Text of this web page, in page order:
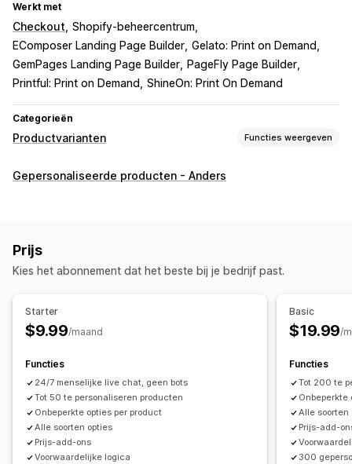
Werkt met
Checkout Shopify-beheercentrum
EComposer Landing Page Builder Gelato: Print on Demand
GemPages Landing Page Builder
PageFly Page Builder
Printful: Print on Demand
ShineOn: Print On Demand
Categorieën
Productvarianten Functies weergeven
Aanpassing
Aangepaste tekst
Aangepaste HTML Voorbeeld Variantweergave
Prijs
Voorwaardelijke prijzen
Prijsstijging voor varianten
Voorraad
Niet op voorraad verbergen
Automatische updates
Gepersonaliseerde producten - Anders
Prijs
Kies het abonnement dat het beste bij je bedrijf past.
Starter
$9.99/maand
Functies
24/7 menselijke live chat, geen bots
Tot 50 te personaliseren producten
Onbeperkte opties per product
Alle soorten opties
Prijs-add-ons
Voorwaardelijke logica
Basic
$19.99/
Functies
Tot 200 te
Onbeperkte
Alle soorten
Prijs-add-
300